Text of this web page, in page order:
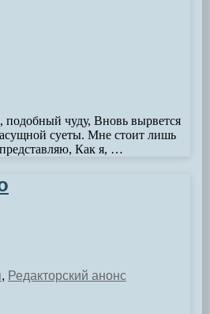
подобный чуду, Вновь вырвется
суеты. Мне стоит лишь
Как я, …
, Редакторский анонс